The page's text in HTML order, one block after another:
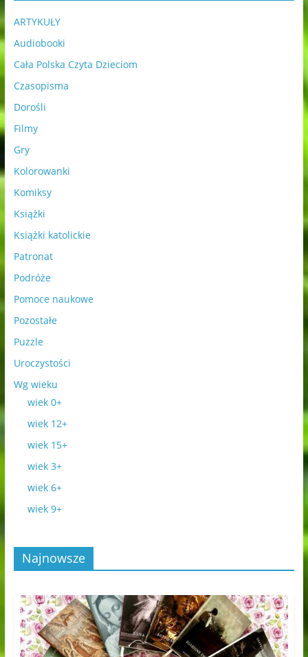
ARTYKUŁY
Audiobooki
Cała Polska Czyta Dzieciom
Czasopisma
Dorośli
Filmy
Gry
Kolorowanki
Komiksy
Książki
Książki katolickie
Patronat
Podróże
Pomoce naukowe
Pozostałe
Puzzle
Uroczystości
Wg wieku
wiek 0+
wiek 12+
wiek 15+
wiek 3+
wiek 6+
wiek 9+
Najnowsze